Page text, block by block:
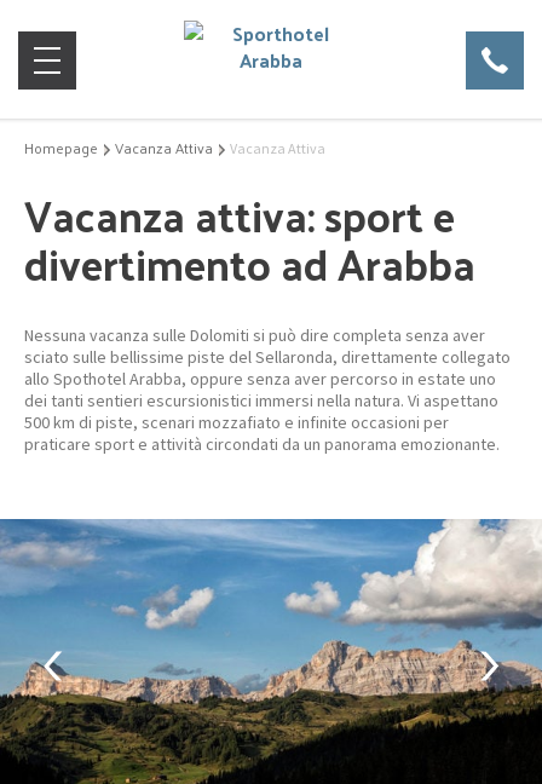
Homepage Vacanza Attiva Vacanza Attiva
Vacanza attiva: sport e
divertimento ad Arabba
Nessuna vacanza sulle Dolomiti si può dire completa senza aver
sciato sulle bellissime piste del Sellaronda, direttamente collegato
allo Spothotel Arabba, oppure senza aver percorso in estate uno
dei tanti sentieri escursionistici immersi nella natura. Vi aspettano
500 km di piste, scenari mozzafiato e infinite occasioni per
praticare sport e attività circondati da un panorama emozionante.